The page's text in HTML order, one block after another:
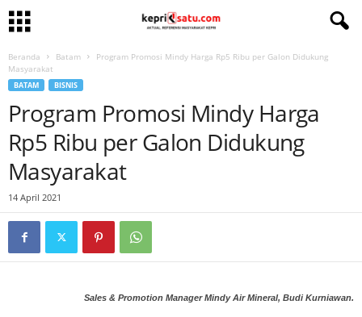
Beranda Batam
Program Promosi Mindy Harga Rp5 Ribu per Galon Didukung
Masyarakat
BATAM BISNIS
Program Promosi Mindy Harga
Rp5 Ribu per Galon Didukung
Masyarakat
14 April 2021
Sales & Promotion Manager Mindy Air Mineral, Budi Kurniawan.